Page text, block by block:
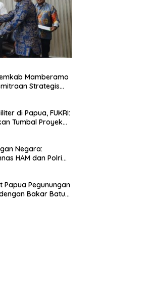
Mamberamo
Strategis
di Papua, FUKRI:
Tumbal Proyek
Negara:
HAM dan Polri
Papua Pegunungan
Bakar Batu